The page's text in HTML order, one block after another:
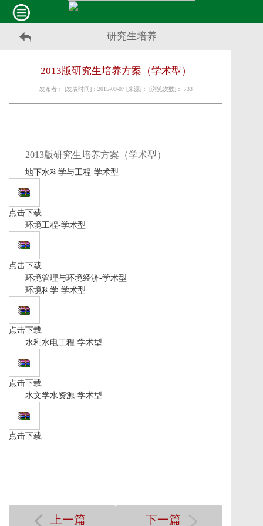
研究生培养
2013版研究生培养方案（学术型）
发布者： [发表时间]：2015-09-07 [来源]： [浏览次数]： 733
2013版研究生培养方案（学术型）
地下水科学与工程-学术型
点击下载
环境工程-学术型
点击下载
环境管理与环境经济-学术型
环境科学-学术型
点击下载
水利水电工程-学术型
点击下载
水文学水资源-学术型
点击下载
上一篇 下一篇